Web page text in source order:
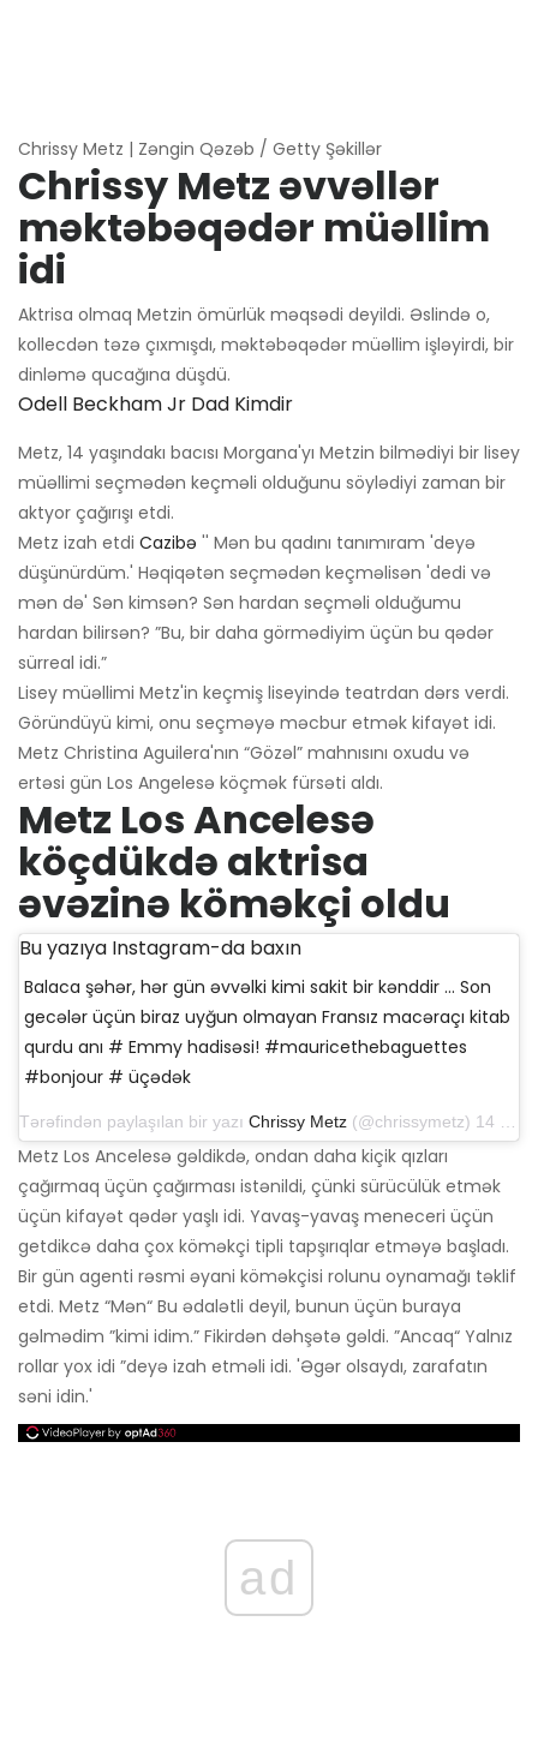
Chrissy Metz | Zəngin Qəzəb / Getty Şəkillər
Chrissy Metz əvvəllər
məktəbəqədər müəllim
idi
Aktrisa olmaq Metzin ömürlük məqsədi deyildi. Əslində o,
kollecdən təzə çıxmışdı, məktəbəqədər müəllim işləyirdi, bir
dinləmə qucağına düşdü.
Odell Beckham Jr Dad Kimdir
Metz, 14 yaşındakı bacısı Morgana'yı Metzin bilmədiyi bir lisey
müəllimi seçmədən keçməli olduğunu söylədiyi zaman bir
aktyor çağırışı etdi.
Metz izah etdi Cazibə '' Mən bu qadını tanımıram 'deyə
düşünürdüm.' Həqiqətən seçmədən keçməlisən 'dedi və
mən də' Sən kimsən? Sən hardan seçməli olduğumu
hardan bilirsən? ”Bu, bir daha görmədiyim üçün bu qədər
sürreal idi.”
Lisey müəllimi Metz'in keçmiş liseyində teatrdan dərs verdi.
Göründüyü kimi, onu seçməyə məcbur etmək kifayət idi.
Metz Christina Aguilera'nın “Gözəl” mahnısını oxudu və
ertəsi gün Los Angelesə köçmək fürsəti aldı.
Metz Los Ancelesə
köçdükdə aktrisa
əvəzinə köməkçi oldu
Bu yazıya Instagram-da baxın
Balaca şəhər, hər gün əvvəlki kimi sakit bir kənddir ... Son
gecələr üçün biraz uyğun olmayan Fransız macəraçı kitab
qurdu anı # Emmy hadisəsi! #mauricethebaguettes
#bonjour # üçədək
Tərəfindən paylaşılan bir yazı Chrissy Metz (@chrissymetz) 14 avqust 2019-cu il, saat 14: 07-də ​​PDT
Metz Los Ancelesə gəldikdə, ondan daha kiçik qızları
çağırmaq üçün çağırması istənildi, çünki sürücülük etmək
üçün kifayət qədər yaşlı idi. Yavaş-yavaş meneceri üçün
getdikcə daha çox köməkçi tipli tapşırıqlar etməyə başladı.
Bir gün agenti rəsmi əyani köməkçisi rolunu oynamağı təklif
etdi. Metz “Mən“ Bu ədalətli deyil, bunun üçün buraya
gəlmədim ”kimi idim.” Fikirdən dəhşətə gəldi. ”Ancaq“ Yalnız
rollar yox idi ”deyə izah etməli idi. 'Əgər olsaydı, zarafatın
səni idin.'
ad